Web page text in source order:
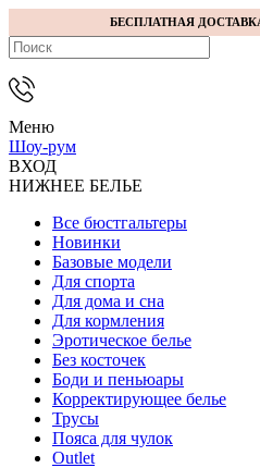
БЕСПЛАТНАЯ ДОСТАВКА
Меню
Шоу-рум
ВХОД
НИЖНЕЕ БЕЛЬЕ
Все бюстгальтеры
Новинки
Базовые модели
Для спорта
Для дома и сна
Для кормления
Эротическое белье
Без косточек
Боди и пеньюары
Корректирующее белье
Трусы
Пояса для чулок
Outlet